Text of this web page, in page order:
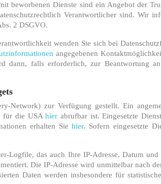
Dienste sind ein Angebot der
Verantwortlicher sind. Wir
2 DSGVO.
wenden Sie sich bei
angegebenen
falls erforderlich, zur Beantwortung
Network) zur Verfügung gestellt. Ein
für die USAhier abrufbar ist. Eingesetzte
erhalten Siehier. Sofern eingesetzte
Logfile, das auch Ihre IP-Adresse, Datum
Die IP-Adresse wird unmittelbar nach
Daten werden insbesondere für